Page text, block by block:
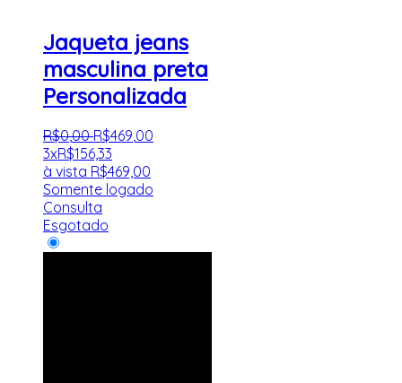
Jaqueta jeans
masculina preta
Personalizada
R$0,00 R$469,00
3xR$156,33
à vista R$469,00
Somente logado
Consulta
Esgotado